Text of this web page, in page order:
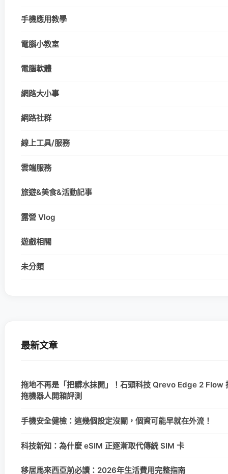
手機應用教學
電腦小教室
電腦軟體
網路大小事
網路社群
線上工具/服務
雲端服務
旅遊&美食&活動記事
露營 Vlog
遊戲相關
未分類
最新文章
拖地不再是「把髒水抹開」！石頭科技 Qrevo Edge 2 Flow
拖機器人開箱評測
手機安全健檢：這幾個設定沒關，個資可能早就在外流！
科技新知：為什麼 eSIM 正逐漸取代傳統 SIM 卡
移居馬來西亞前必讀：2026年生活費用完整指南